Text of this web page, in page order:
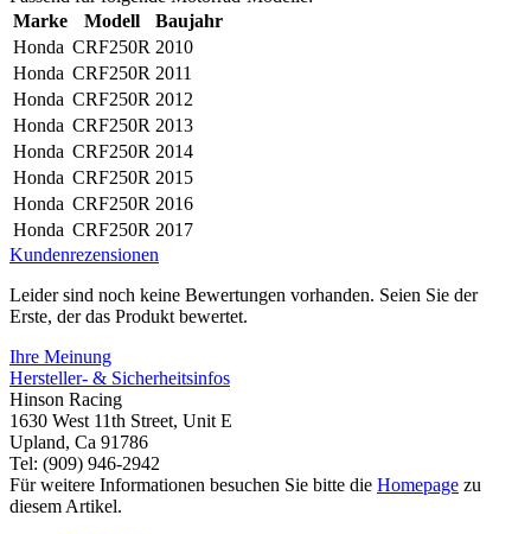
Marke
Modell
Baujahr
Honda CRF250R 2010
Honda CRF250R 2011
Honda CRF250R 2012
Honda CRF250R 2013
Honda CRF250R 2014
Honda CRF250R 2015
Honda CRF250R 2016
Honda CRF250R 2017
Kundenrezensionen
Leider sind noch keine Bewertungen vorhanden. Seien Sie der
Erste, der das Produkt bewertet.
Ihre Meinung
Hersteller- & Sicherheitsinfos
Hinson Racing
1630 West 11th Street, Unit E
Upland, Ca 91786
Tel: (909) 946-2942
Für weitere Informationen besuchen Sie bitte die Homepage zu
diesem Artikel.